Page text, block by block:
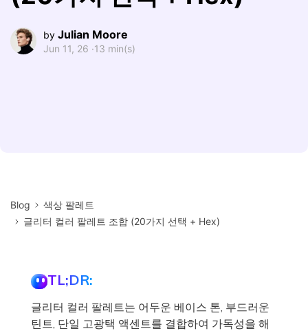
by Julian Moore
Jun 11, 26 ·13 min(s)
Blog
색상 팔레트
글리터 컬러 팔레트 조합 (20가지 선택 + Hex)
TL;DR:
글리터 컬러 팔레트는 어두운 베이스 톤, 부드러운
틴트, 단일 고광택 액센트를 결합하여 가독성을 해